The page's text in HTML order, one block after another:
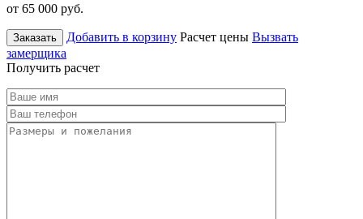
от 65 000 руб.
Заказать Добавить в корзину Расчет цены Вызвать
замерщика
Получить расчет